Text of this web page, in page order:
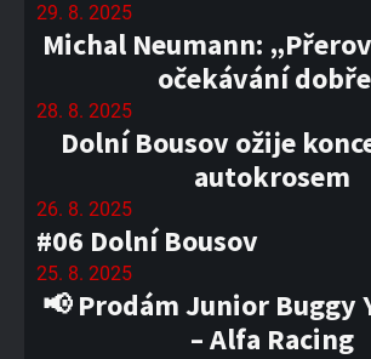
29. 8. 2025
Michal Neumann:
očekávání
28. 8. 2025
Dolní Bousov ožije
autokrosem
26. 8. 2025
#06 Dolní Bousov
25. 8. 2025
📢 Prodám Junior Buggy
– Alfa Racing